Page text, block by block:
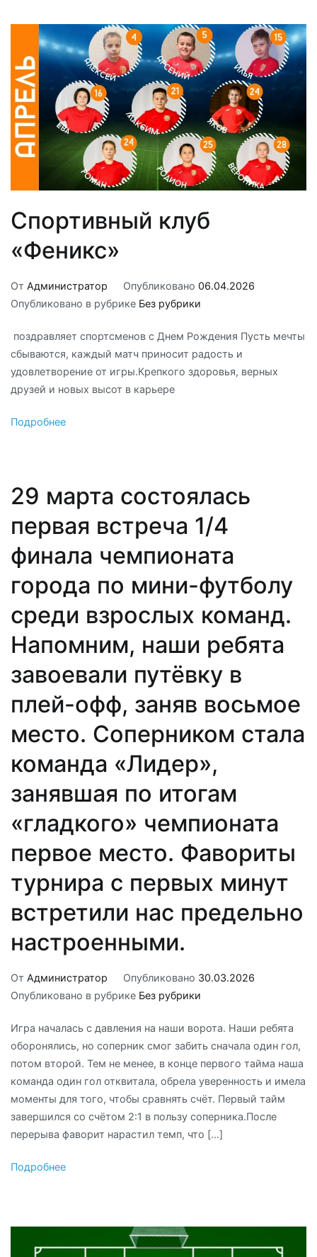
Спортивный клуб
«Феникс»
От Администратор Опубликовано 06.04.2026
Опубликовано в рубрике Без рубрики
‍ поздравляет спортсменов с Днем Рождения Пусть мечты
сбываются, каждый матч приносит радость и
удовлетворение от игры.Крепкого здоровья, верных
друзей и новых высот в карьере
Подробнее
29 марта состоялась
первая встреча 1/4
финала чемпионата
города по мини-футболу
среди взрослых команд.
Напомним, наши ребята
завоевали путёвку в
плей-офф, заняв восьмое
место. Соперником стала
команда «Лидер»,
занявшая по итогам
«гладкого» чемпионата
первое место. Фавориты
турнира с первых минут
встретили нас предельно
настроенными.
От Администратор Опубликовано 30.03.2026
Опубликовано в рубрике Без рубрики
Игра началась с давления на наши ворота. Наши ребята
оборонялись, но соперник смог забить сначала один гол,
потом второй. Тем не менее, в конце первого тайма наша
команда один гол отквитала, обрела уверенность и имела
моменты для того, чтобы сравнять счёт. Первый тайм
завершился со счётом 2:1 в пользу соперника.После
перерыва фаворит нарастил темп, что […]
Подробнее